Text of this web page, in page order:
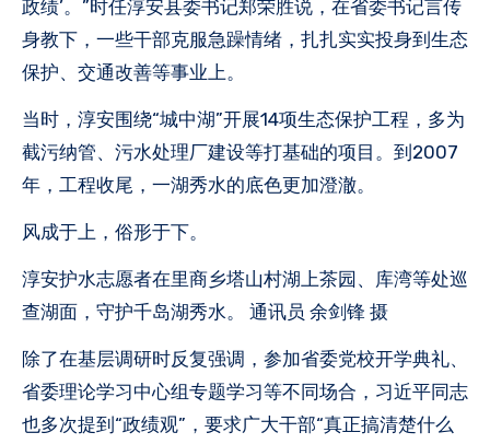
政绩’。”时任淳安县委书记郑荣胜说，在省委书记言传
身教下，一些干部克服急躁情绪，扎扎实实投身到生态
保护、交通改善等事业上。
当时，淳安围绕“城中湖”开展14项生态保护工程，多为
截污纳管、污水处理厂建设等打基础的项目。到2007
年，工程收尾，一湖秀水的底色更加澄澈。
风成于上，俗形于下。
淳安护水志愿者在里商乡塔山村湖上茶园、库湾等处巡
查湖面，守护千岛湖秀水。 通讯员 余剑锋 摄
除了在基层调研时反复强调，参加省委党校开学典礼、
省委理论学习中心组专题学习等不同场合，习近平同志
也多次提到“政绩观”，要求广大干部“真正搞清楚什么